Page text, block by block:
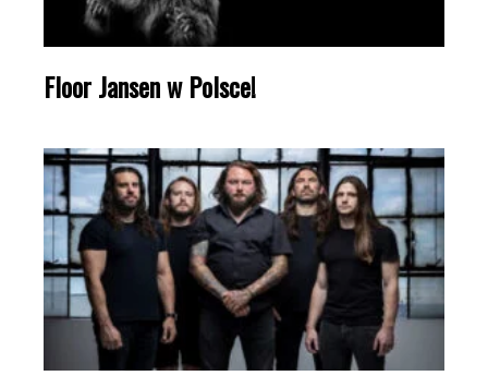
Floor Jansen w Polsce!